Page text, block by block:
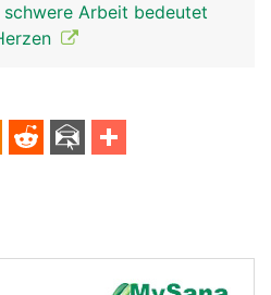
Arbeit bedeutet